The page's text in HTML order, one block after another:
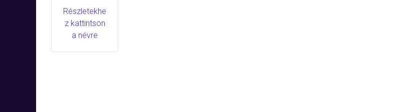
Részletekhe
z kattintson
a névre